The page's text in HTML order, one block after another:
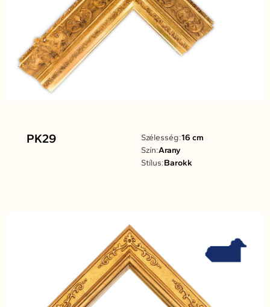
PK29 Szélesség:16 cm
Szín:Arany
Stílus:Barokk